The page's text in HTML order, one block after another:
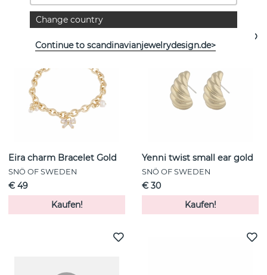
Weitere Artikel ansehen
Eira charm Bracelet Gold
SNÖ OF SWEDEN
€ 49
Kaufen!
Yenni twist small ear gold
SNÖ OF SWEDEN
€ 30
Kaufen!
Change country
Continue to scandinavianjewelrydesign.de>